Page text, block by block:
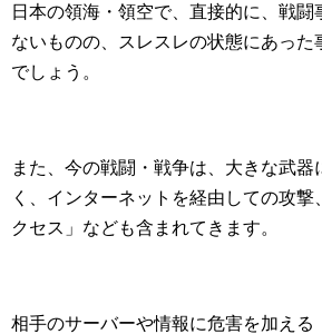
日本の領海・領空で、直接的に、戦闘
ないものの、スレスレの状態にあった
でしょう。
また、今の戦闘・戦争は、大きな武器
く、インターネットを経由しての攻撃
クセス」なども含まれてきます。
相手のサーバーや情報に危害を加える